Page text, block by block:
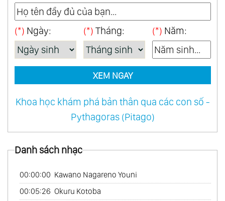
46.When A Man Loves A Woman
47.Amour Pour Amour
48.Japon Mon Amour
49.Two Together
One World Of Music
51.
Reveries Vol.1
Love Follow Us
54. Mexico Con Amor
56.Tango
57.Les Rendez - Vous Du Hasard
(*) Ngày: (*) Tháng: (*) Năm:
XEM NGAY
Khoa học khám phá bản thân qua các con số -
Pythagoras (Pitago)
Danh sách nhạc
00:00:00 Kawano Nagareno Youni
00:05:26 Okuru Kotoba